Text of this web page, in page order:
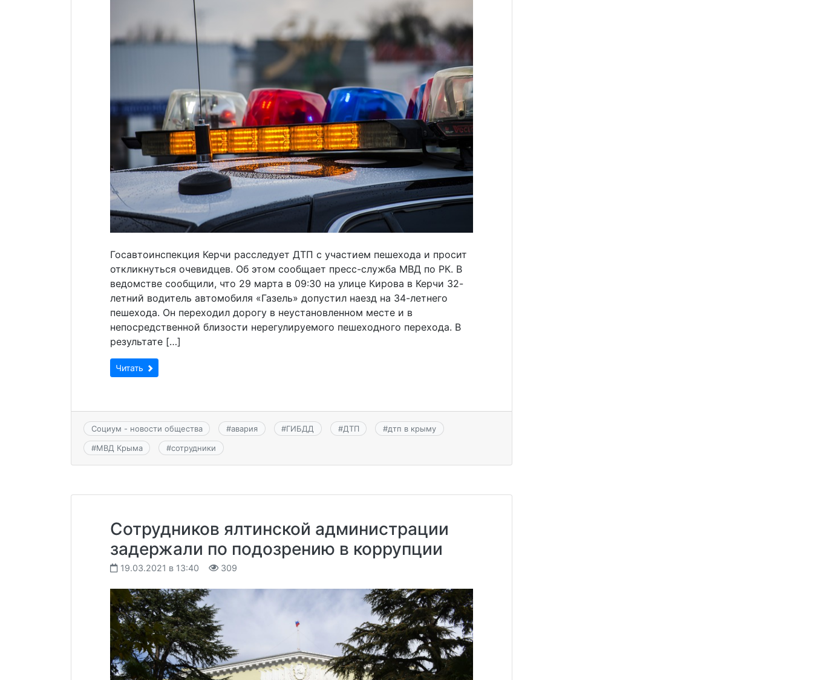
Госавтоинспекция Керчи расследует ДТП с участием пешехода и просит
откликнуться очевидцев. Об этом сообщает пресс-служба МВД по РК. В
ведомстве сообщили, что 29 марта в 09:30 на улице Кирова в Керчи 32-
летний водитель автомобиля «Газель» допустил наезд на 34-летнего
пешехода. Он переходил дорогу в неустановленном месте и в
непосредственной близости нерегулируемого пешеходного перехода. В
результате […]
Читать
Социум - новости общества #авария #ГИБДД #ДТП #дтп в крыму
#МВД Крыма #сотрудники
Сотрудников ялтинской администрации
задержали по подозрению в коррупции
19.03.2021 в 13:40 309